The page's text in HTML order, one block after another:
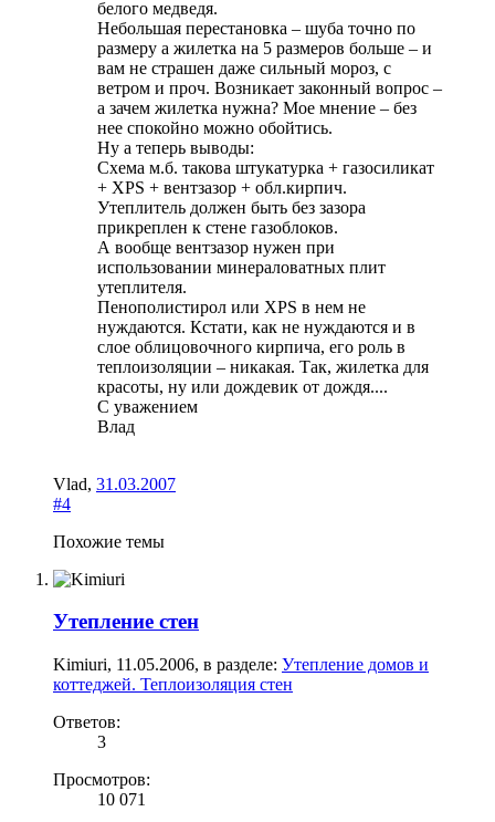
белого медведя.
Небольшая перестановка – шуба точно по
размеру а жилетка на 5 размеров больше – и
вам не страшен даже сильный мороз, с
ветром и проч. Возникает законный вопрос –
а зачем жилетка нужна? Мое мнение – без
нее спокойно можно обойтись.
Ну а теперь выводы:
Схема м.б. такова штукатурка + газосиликат
+ XPS + вентзазор + обл.кирпич.
Утеплитель должен быть без зазора
прикреплен к стене газоблоков.
А вообще вентзазор нужен при
использовании минераловатных плит
утеплителя.
Пенополистирол или XPS в нем не
нуждаются. Кстати, как не нуждаются и в
слое облицовочного кирпича, его роль в
теплоизоляции – никакая. Так, жилетка для
красоты, ну или дождевик от дождя....
С уважением
Влад
Vlad, 31.03.2007
#4
Похожие темы
Утепление стен
Kimiuri, 11.05.2006, в разделе: Утепление домов и
коттеджей. Теплоизоляция стен
Ответов:
3
Просмотров:
10 071